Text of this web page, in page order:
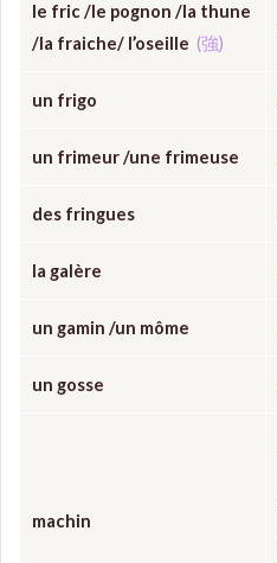
le fric /le pognon /la thune
/la fraiche/ l’oseille (強)
un frigo
un frimeur /une frimeuse
des fringues
la galère
un gamin /un môme
un gosse
machin